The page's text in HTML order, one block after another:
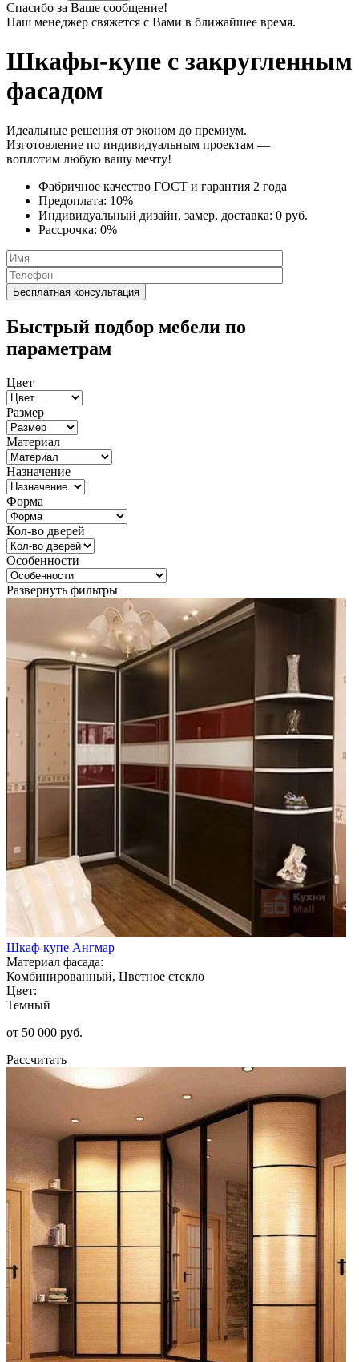
Спасибо за Ваше сообщение!
Наш менеджер свяжется с Вами в ближайшее время.
Шкафы-купе с закругленным
фасадом
Идеальные решения от эконом до премиум.
Изготовление по индивидуальным проектам —
воплотим любую вашу мечту!
Фабричное качество ГОСТ и гарантия 2 года
Предоплата: 10%
Индивидуальный дизайн, замер, доставка: 0 руб.
Рассрочка: 0%
Быстрый подбор мебели по
параметрам
Цвет
Размер
Материал
Назначение
Форма
Кол-во дверей
Особенности
Развернуть фильтры
Шкаф-купе Ангмар
Материал фасада:
Комбинированный, Цветное стекло
Цвет:
Темный
от 50 000 руб.
Рассчитать